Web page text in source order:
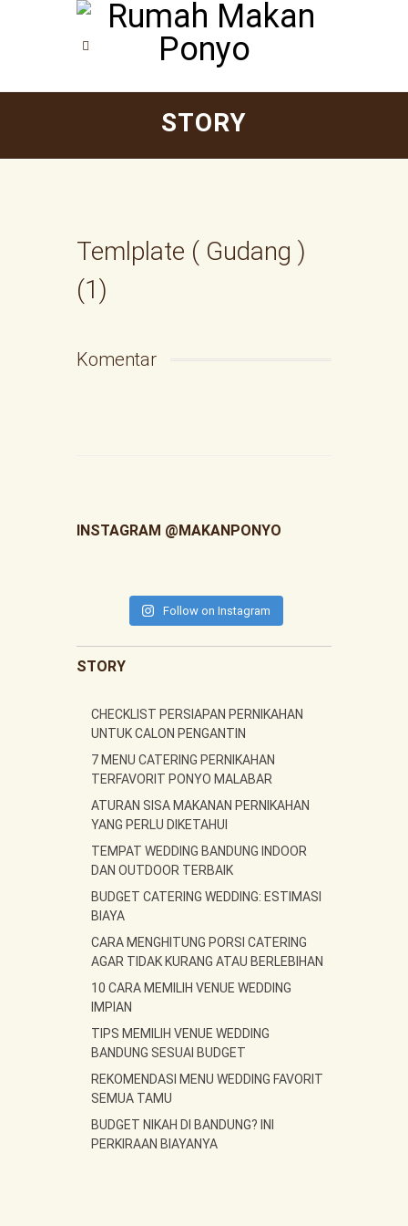
STORY
Temlplate ( Gudang )
(1)
Komentar
INSTAGRAM @MAKANPONYO
Follow on Instagram
STORY
CHECKLIST PERSIAPAN PERNIKAHAN
UNTUK CALON PENGANTIN
7 MENU CATERING PERNIKAHAN
TERFAVORIT PONYO MALABAR
ATURAN SISA MAKANAN PERNIKAHAN
YANG PERLU DIKETAHUI
TEMPAT WEDDING BANDUNG INDOOR
DAN OUTDOOR TERBAIK
BUDGET CATERING WEDDING: ESTIMASI
BIAYA
CARA MENGHITUNG PORSI CATERING
AGAR TIDAK KURANG ATAU BERLEBIHAN
10 CARA MEMILIH VENUE WEDDING
IMPIAN
TIPS MEMILIH VENUE WEDDING
BANDUNG SESUAI BUDGET
REKOMENDASI MENU WEDDING FAVORIT
SEMUA TAMU
BUDGET NIKAH DI BANDUNG? INI
PERKIRAAN BIAYANYA